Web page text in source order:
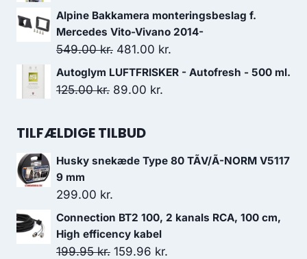
pris
var:
aktuelle
pris
er:
Alpine Bakkamera monteringsbeslag f.
Mercedes Vito-Vivano 2014-
549.00kr. Den
oprindelige
pris
481.00 kr.
aktuelle
Autoglym LUFTFRISKER - Autofresh - 500 ml.
125.00kr. Den
pris
125.00 kr..
89.00 kr.
89.00 kr..
TILFÆLDIGE TILBUD
Husky snekæde Type 80 TÃV/Ã-NORM V5117
9 mm
299.00 kr.
Connection BT2 100, 2 kanals RCA, 100 cm,
High efficency kabel
199.95kr. Den
159.96 kr.